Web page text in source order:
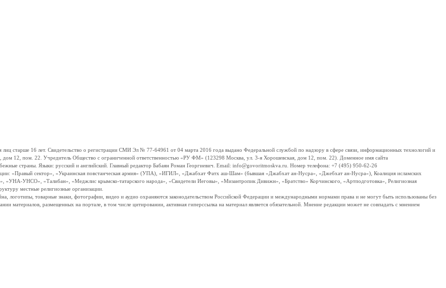
старше 16 лет. Свидетельство о регистрации СМИ Эл № 77-64961 от 04 марта 2016 года выдано Федеральной службой по надзору в сфере связи, информационных технологий и
12, пом. 22. Учредитель Общество с ограниченной ответственностью «РУ ФМ» (123298 Москва, ул. 3-я Хорошевская, дом 12, пом. 22). Доменное имя сайта
страны. Языки: русский и английский. Главный редактор Бабаян Роман Георгиевич. Email: info@govoritmoskva.ru. Номер телефона: +7 (495) 950-62-26
«Правый сектор», «Украинская повстанческая армия» (УПА), «ИГИЛ», «Джабхат Фатх аш-Шам» (бывшая «Джабхат ан-Нусра», «Джебхат ан-Нусра»), Коалиция исламских
УНСО», «Талибан», «Меджлис крымско-татарского народа», «Свидетели Иеговы», «Мизантропик Дивижн», «Братство» Корчинского, «Артподготовка», Религиозная
местные религиозные организации.
логотипы, товарные знаки, фотографии, видео и аудио охраняются законодательством Российской Федерации и международными нормами права и не могут быть использованы без
материалов, размещенных на портале, в том числе цитировании, активная гиперссылка на материал является обязательной. Мнение редакции может не совпадать с мнением